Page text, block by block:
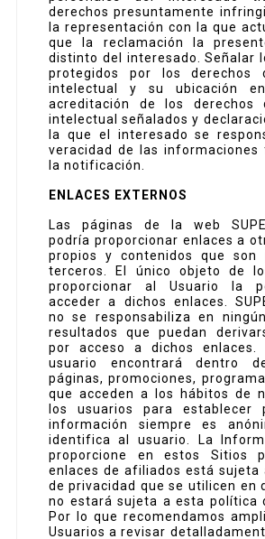
derechos presuntamente
la representación con la que
que la reclamación la
distinto del interesado. Señalar
protegidos por los derechos
intelectual y su ubicación
acreditación de los derechos
intelectual señalados y
la que el interesado se
veracidad de las informaciones
la notificación.
ENLACES EXTERNOS
Las páginas de la web
podría proporcionar enlaces a
propios y contenidos que son
terceros. El único objeto de
proporcionar al Usuario la
acceder a dichos enlaces.
no se responsabiliza en
resultados que puedan
por acceso a dichos enlaces.
usuario encontrará dentro
páginas, promociones,
que acceden a los hábitos de
los usuarios para establecer
información siempre es
identifica al usuario. La
proporcione en estos Sitios
enlaces de afiliados está sujeta
de privacidad que se utilicen en
no estará sujeta a esta política
Por lo que recomendamos
Usuarios a revisar